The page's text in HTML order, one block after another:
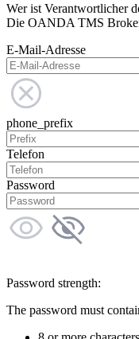
Wer ist Verantwortlicher
Die OANDA TMS
E-Mail-Adresse
phone_prefix
Telefon
Password
Password strength:
The password must